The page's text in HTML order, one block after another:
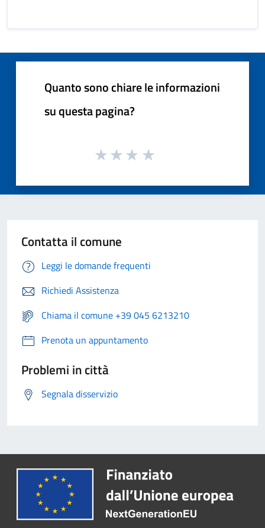
Quanto sono chiare le informazioni
su questa pagina?
Contatta il comune
Leggi le domande frequenti
Richiedi Assistenza
Chiama il comune +39 045 6213210
Prenota un appuntamento
Problemi in città
Segnala disservizio